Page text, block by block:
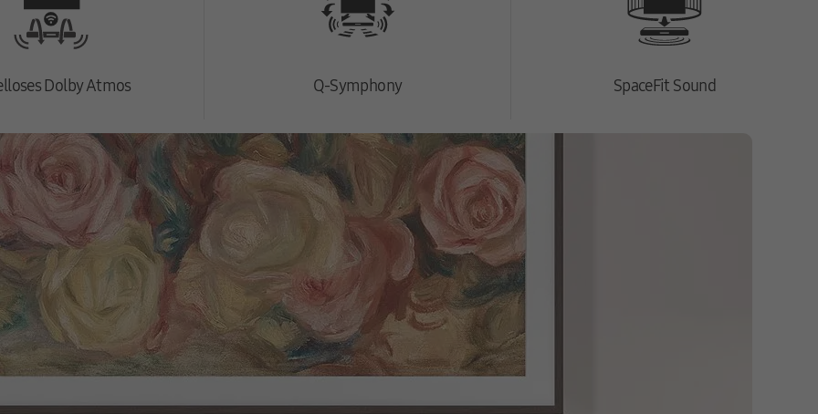
Dolby Atmos® kabellos, d. h., ohne dass ein Kabel oder zusätzlicher Dongle angeschlossen werden muss. Erlebe somit
Abspielen von TV-Lautsprechern und Soundbar ermöglicht. Daraus resultiert eine beeindruckende Soundsynergie. In der
Sound. Dahinter steckt eine KI-Technologie, die das eingehende Audiomaterial neu mastert.
kalibriert automatisch das Klangfeld für dein optimales Sounderlebnis.
Szenen anpassen. So kannst du Dialoge jederzeit klar hören – sei es in den Nachrichten oder in einem actiongeladenen Thriller.
Dolby Atmos Q-Symphony SpaceFit Sound